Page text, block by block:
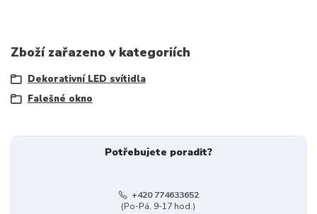
Zboží zařazeno v kategoriích
Dekorativní LED svítidla
Falešné okno
Potřebujete poradit?
+420 774633652
(Po-Pá, 9-17 hod.)